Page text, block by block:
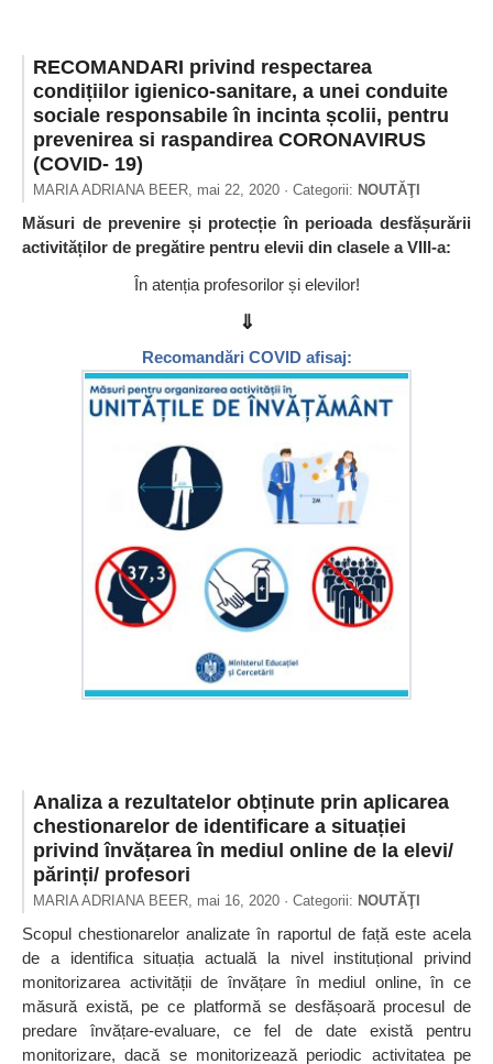
RECOMANDARI privind respectarea
condițiilor igienico-sanitare, a unei conduite
sociale responsabile în incinta școlii, pentru
prevenirea si raspandirea CORONAVIRUS
(COVID- 19)
MARIA ADRIANA BEER, mai 22, 2020 · Categorii: NOUTĂŢI
Măsuri de prevenire și protecție în perioada desfășurării
activităților de pregătire pentru elevii din clasele a VIII-a:
În atenția profesorilor și elevilor!
⇓
Recomandări COVID afisaj:
Analiza a rezultatelor obținute prin aplicarea
chestionarelor de identificare a situației
privind învățarea în mediul online de la elevi/
părinți/ profesori
MARIA ADRIANA BEER, mai 16, 2020 · Categorii: NOUTĂŢI
Scopul chestionarelor analizate în raportul de față este acela
de a identifica situația actuală la nivel instituțional privind
monitorizarea activității de învățare în mediul online, în ce
măsură există, pe ce platformă se desfășoară procesul de
predare învățare-evaluare, ce fel de date există pentru
monitorizare, dacă se monitorizează periodic activitatea pe